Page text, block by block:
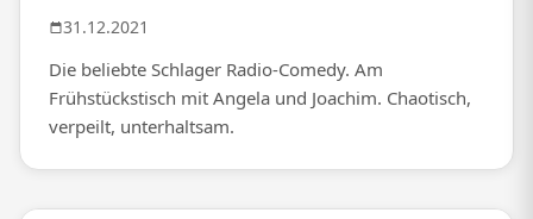
31.12.2021
Die beliebte Schlager Radio-Comedy. Am
Frühstückstisch mit Angela und Joachim. Chaotisch,
verpeilt, unterhaltsam.